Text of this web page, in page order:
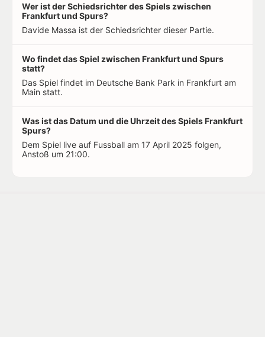
Wer ist der Schiedsrichter des Spiels zwischen
Frankfurt und Spurs?
Davide Massa ist der Schiedsrichter dieser Partie.
Wo findet das Spiel zwischen Frankfurt und Spurs
statt?
Das Spiel findet im Deutsche Bank Park in Frankfurt am
Main statt.
Was ist das Datum und die Uhrzeit des Spiels Frankfurt
Spurs?
Dem Spiel live auf Fussball am 17 April 2025 folgen,
Anstoß um 21:00.